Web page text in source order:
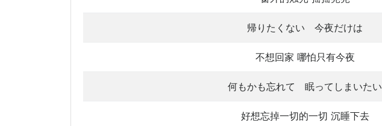
帰りたくない 今夜だけは
不想回家 哪怕只有今夜
何もかも忘れて 眠ってしまいたい
好想忘掉一切的一切 沉睡下去